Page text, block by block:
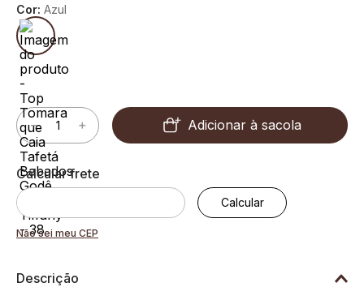
Cor: Azul
＋
－ Adicionar à sacola
Não sei meu CEP
Descrição